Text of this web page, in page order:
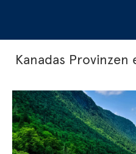
Kanadas Provinzen